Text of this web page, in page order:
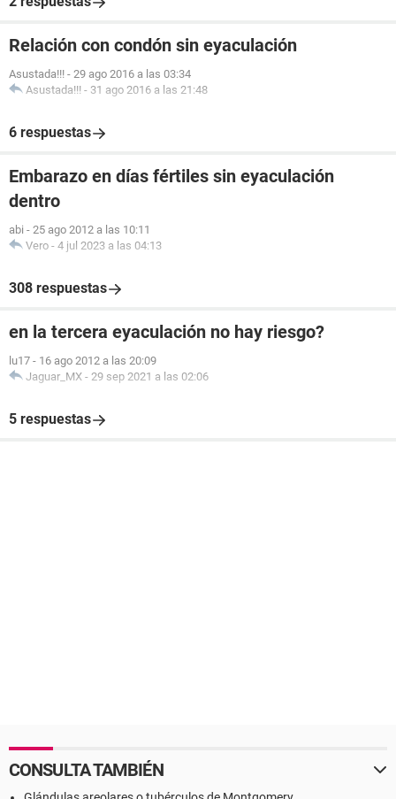
Relación con condón sin eyaculación
Asustada!!! - 29 ago 2016 a las 03:34
Asustada!!! - 31 ago 2016 a las 21:48
6 respuestas
Embarazo en días fértiles sin eyaculación
dentro
abi - 25 ago 2012 a las 10:11
Vero - 4 jul 2023 a las 04:13
308 respuestas
en la tercera eyaculación no hay riesgo?
lu17 - 16 ago 2012 a las 20:09
Jaguar_MX - 29 sep 2021 a las 02:06
5 respuestas
CONSULTA TAMBIÉN